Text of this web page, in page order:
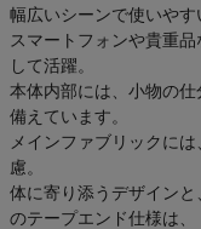
スタッフブログ
幅広いシーンで使いやす
スマートフォンや貴重
して活躍。
本体内部には、小物の
備えています。
メインファブリックに
慮。
体に寄り添うデザイン
のテープエンド仕様は、